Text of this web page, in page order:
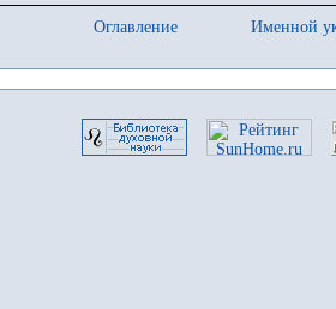
Оглавление
Именной